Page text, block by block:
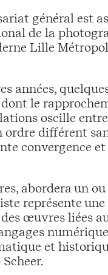
général est
de la
Lille
années,
le
oscille
différent
convergence et
abordera un
représente une
œuvres liées
et